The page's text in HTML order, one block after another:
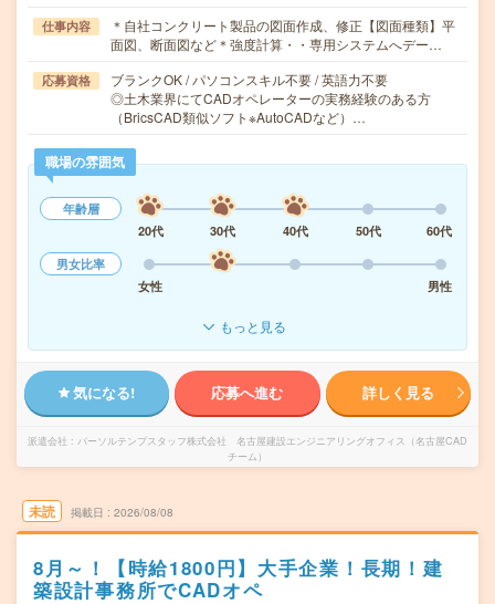
仕事内容
＊自社コンクリート製品の図面作成、修正【図面種類】平
面図、断面図など＊強度計算・・専用システムへデー…
応募資格
ブランクOK / パソコンスキル不要 / 英語力不要
◎土木業界にてCADオペレーターの実務経験のある方
（BricsCAD類似ソフト※AutoCADなど）…
職場の雰囲気
年齢層
20代
30代 40代 50代
60代
男女比率
女性
男性
もっと見る
気になる! 応募へ進む 詳しく見る
派遣会社
パーソルテンプスタッフ株式会社 名古屋建設エンジニアリングオフィス（名古屋CAD
チーム）
未読 掲載日 2026/08/08
8月～！【時給1800円】大手企業！長期！建
築設計事務所でCADオペ